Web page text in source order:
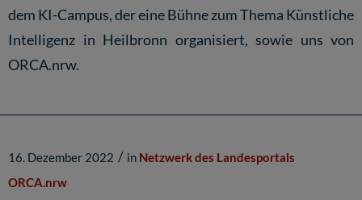
dem KI-Campus, der eine Bühne zum Thema Künstliche
Intelligenz in Heilbronn organisiert, sowie uns von
ORCA.nrw.
16. Dezember 2022 / in Netzwerk des Landesportals
ORCA.nrw